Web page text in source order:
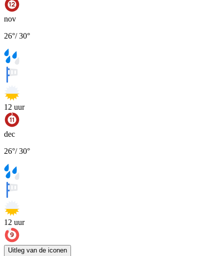
nov
26°/30°
12 uur
dec
26°/30°
12 uur
Uitleg van de iconen